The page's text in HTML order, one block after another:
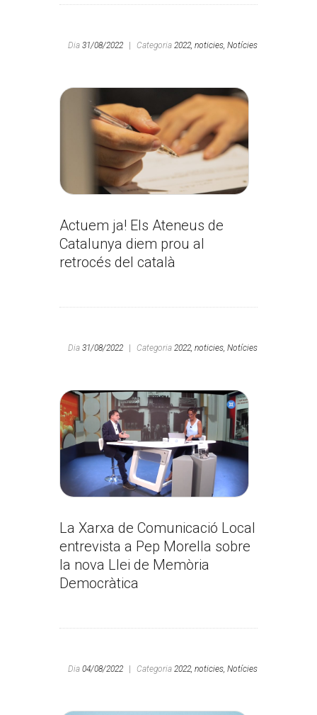
Dia 31/08/2022 Categoria 2022, noticies, Notícies
Actuem ja! Els Ateneus de
Catalunya diem prou al
retrocés del català
Dia 31/08/2022 Categoria 2022, noticies, Notícies
La Xarxa de Comunicació Local
entrevista a Pep Morella sobre
la nova Llei de Memòria
Democràtica
Dia 04/08/2022 Categoria 2022, noticies, Notícies